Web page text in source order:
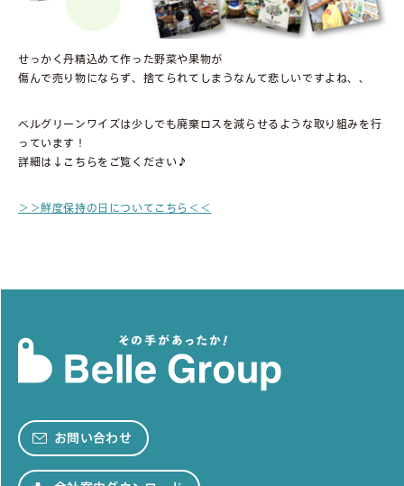
せっかく丹精込めて作った野菜や果物が
傷んで売り物にならず、捨てられてしまうなんて悲しいですよね、、
ベルグリーンワイズは少しでも廃棄ロスを減らせるような取り組みを行
っています！
詳細は↓こちらをご覧ください♪
＞＞鮮度保持の日についてこちら＜＜
お問い合わせ